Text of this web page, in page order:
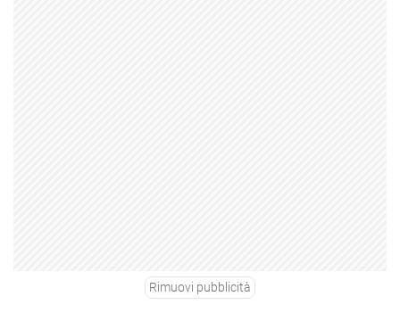
Rimuovi pubblicità